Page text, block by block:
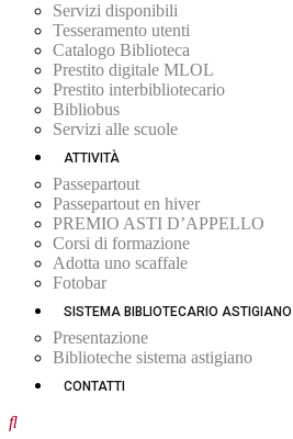
Servizi disponibili
Tesseramento utenti
Catalogo Biblioteca
Prestito digitale MLOL
Prestito interbibliotecario
Bibliobus
Servizi alle scuole
ATTIVITÀ
Passepartout
Passepartout en hiver
PREMIO ASTI D’APPELLO
Corsi di formazione
Adotta uno scaffale
Fotobar
SISTEMA BIBLIOTECARIO ASTIGIANO
Presentazione
Biblioteche sistema astigiano
CONTATTI